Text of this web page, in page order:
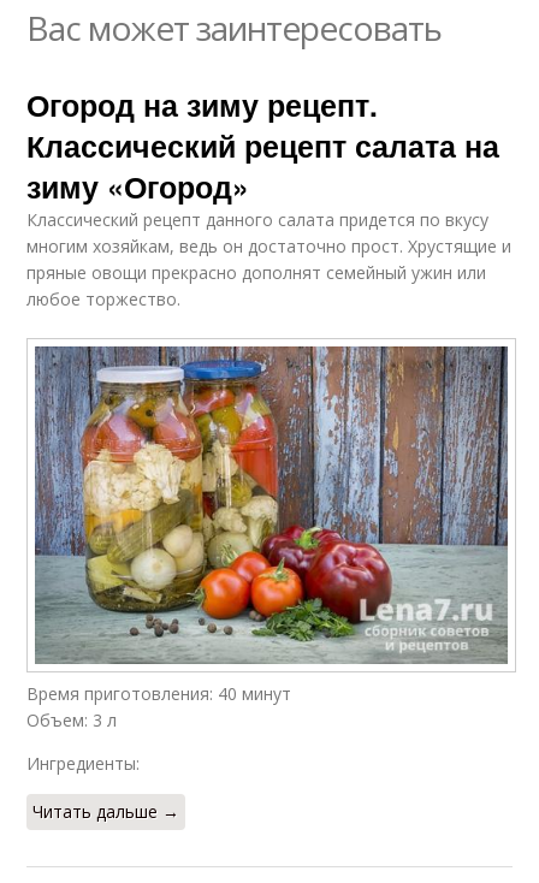
Вас может заинтересовать
Огород на зиму рецепт.
Классический рецепт салата на
зиму «Огород»
Классический рецепт данного салата придется по вкусу
многим хозяйкам, ведь он достаточно прост. Хрустящие и
пряные овощи прекрасно дополнят семейный ужин или
любое торжество.
Время приготовления: 40 минут
Объем: 3 л
Ингредиенты:
Читать дальше →